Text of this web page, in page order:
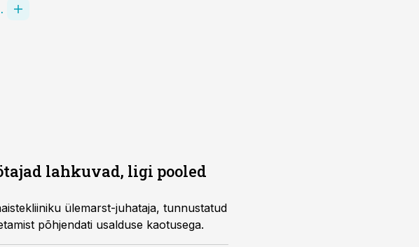
AS
lahkuvad, ligi pooled
ülemarst-juhataja, tunnustatud
põhjendati usalduse kaotusega.